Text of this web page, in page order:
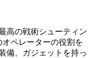
高の戦術シューティン
ペレーターの役割を
備、ガジェットを持っ